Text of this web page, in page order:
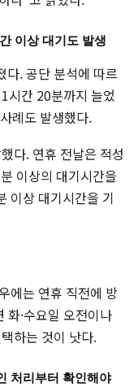
이상 대기도 발생
다. 공단 분석에 따르
시간 20분까지 늘었
례도 발생했다.
다. 연휴 전날은 적성
이상의 대기시간을
이상 대기시간을 기
에는 연휴 직전에 방
화·수요일 오전이나
하는 것이 낫다.
처리부터 확인해야